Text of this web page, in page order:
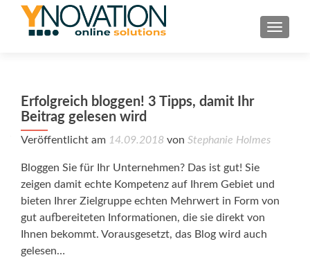
Erfolgreich bloggen! 3 Tipps, damit Ihr
Beitrag gelesen wird
Veröffentlicht am 14.09.2018 von Stephanie Holmes
Bloggen Sie für Ihr Unternehmen? Das ist gut! Sie
zeigen damit echte Kompetenz auf Ihrem Gebiet und
bieten Ihrer Zielgruppe echten Mehrwert in Form von
gut aufbereiteten Informationen, die sie direkt von
Ihnen bekommt. Vorausgesetzt, das Blog wird auch
gelesen…